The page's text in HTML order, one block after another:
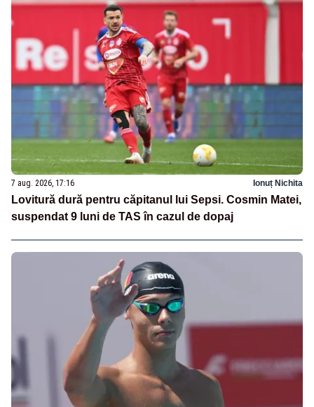
7 aug. 2026, 17:16 Ionuț Nichita
Lovitură dură pentru căpitanul lui Sepsi. Cosmin Matei,
suspendat 9 luni de TAS în cazul de dopaj